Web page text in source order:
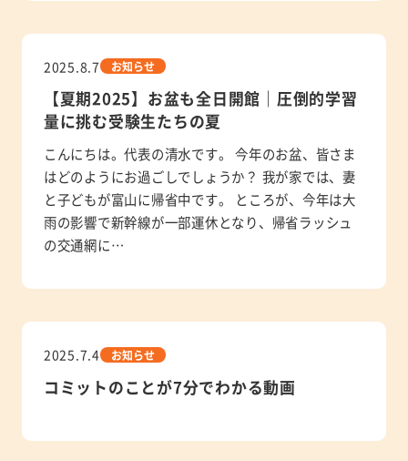
2025.8.7 お知らせ
【夏期2025】お盆も全日開館｜圧倒的学習
量に挑む受験生たちの夏
こんにちは。代表の清水です。 今年のお盆、皆さま
はどのようにお過ごしでしょうか？ 我が家では、妻
と子どもが富山に帰省中です。 ところが、今年は大
雨の影響で新幹線が一部運休となり、帰省ラッシュ
の交通網に…
2025.7.4 お知らせ
コミットのことが7分でわかる動画